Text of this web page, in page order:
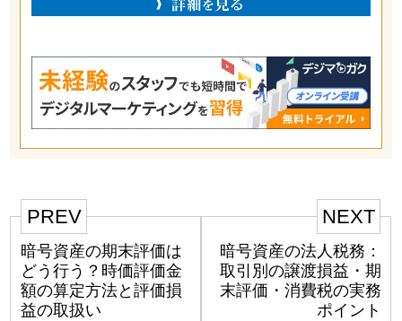
PREV
暗号資産の期末評価は
どう行う？時価評価金
額の算定方法と評価損
益の取扱い
NEXT
暗号資産の法人税務：
取引別の譲渡損益・期
末評価・消費税の実務
ポイント